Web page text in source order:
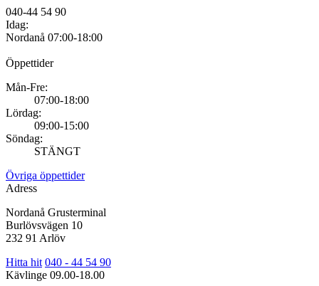
040-44 54 90
Idag:
Nordanå 07:00-18:00
Öppettider
Mån-Fre:
07:00-18:00
Lördag:
09:00-15:00
Söndag:
STÄNGT
Övriga öppettider
Adress
Nordanå Grusterminal
Burlövsvägen 10
232 91 Arlöv
Hitta hit 040 - 44 54 90
Kävlinge 09.00-18.00